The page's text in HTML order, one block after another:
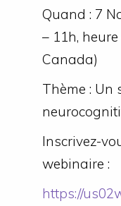
Quand : 7
– 11h,
Canada)
Thème : Un
Inscrivez-
webinaire :
https://